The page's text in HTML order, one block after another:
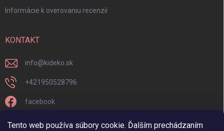
Tento web používa súbory cookie. Ďalším prechádzaním
Informácie k overovaniu recenzií
KONTAKT
info@kideko.sk
+421950528796
facebook
kideko.sk/